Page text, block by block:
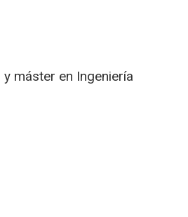
máster en Ingeniería